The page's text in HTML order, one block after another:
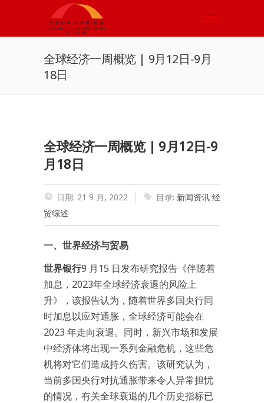
全球经济一周概览 | 9月12日-9月
18日
全球经济一周概览 | 9月12日-9
月18日
日期: 21 9 月, 2022 目录: 新闻资讯 经
贸综述
一、世界经济与贸易
世界银行9 月15 日发布研究报告《伴随着
加息，2023年全球经济衰退的风险上
升》，该报告认为，随着世界多国央行同
时加息以应对通胀，全球经济可能会在
2023 年走向衰退。同时，新兴市场和发展
中经济体将出现一系列金融危机，这些危
机将对它们造成持久伤害。该研究认为，
当前多国央行对抗通胀带来令人异常担忧
的情况，有关全球衰退的几个历史指标已